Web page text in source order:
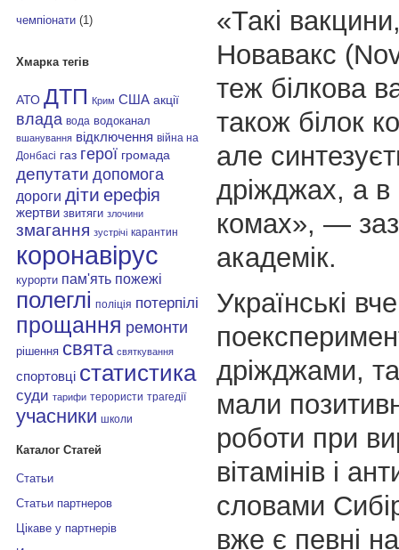
чемпіонати(1)
Хмарка тегів
АТО ДТП Крим США акції
влада вода водоканал
вшанування відключення війна на
Донбасі газ герої громада
депутати допомога
дороги діти ерефія
жертви звитяги злочини
змагання зустрічі карантин
коронавірус
курорти пам'ять пожежі
полеглі поліція потерпілі
прощання ремонти
рішення свята святкування
спортовці статистика
суди тарифи терористи трагедії
учасники школи
Каталог Статей
Статьи
Статьи партнеров
Цікаве у партнерів
«Такі
Новавакс
теж білкова
також білок
але
дріжджах, а в
комах», —
академік.
Українські
дріжджами,
мали
роботи при
вітамінів і
словами
вже є певні